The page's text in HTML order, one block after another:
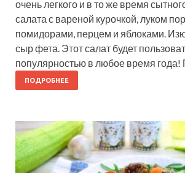
очень легкого и в то же время
салата с вареной курочкой, луком
помидорами, перцем и яблоками.
сыр фета. Этот салат будет
популярностью в любое время
ПОДРОБНЕЕ